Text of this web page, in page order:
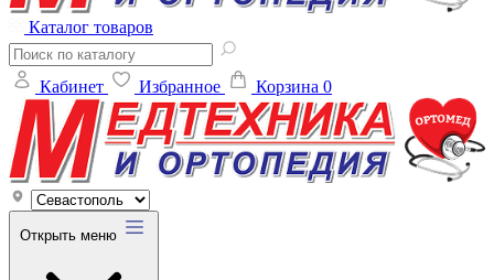
Каталог товаров
Кабинет Избранное Корзина 0
Открыть меню